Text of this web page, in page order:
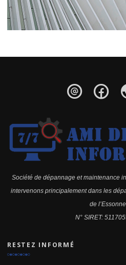
Société de dépannage et maintenance
intervenons principalement dans les
de
N° SIRET:
RESTEZ INFORMÉ